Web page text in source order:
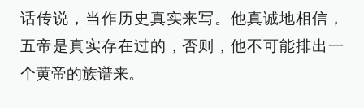
话传说，当作历史真实来写。他真诚地相信，
五帝是真实存在过的，否则，他不可能排出一
个黄帝的族谱来。